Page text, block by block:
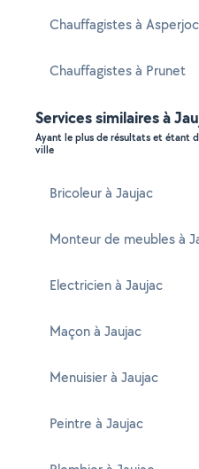
Chauffagistes à Asperjoc
Chauffagistes à Prunet
Services similaires à
Ayant le plus de résultats et étant
ville
Bricoleur à Jaujac
Monteur de meubles à
Electricien à Jaujac
Maçon à Jaujac
Menuisier à Jaujac
Peintre à Jaujac